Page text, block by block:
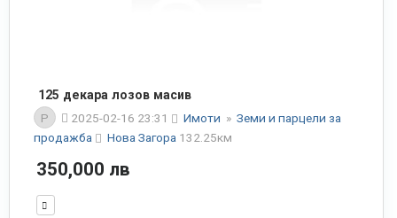
125 декара лозов масив
P
2025-02-16 23:31 Имоти » Земи и парцели за
продажба
Нова Загора 132.25км
350,000 лв